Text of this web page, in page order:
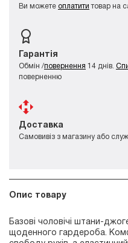
Ви можете оплатити товар на
Гарантія
Обмін /повернення 14 днів.
поверненню
Доставка
Самовивіз з магазину або
Опис товару
Базові чоловічі штани-
щоденного гардероба.